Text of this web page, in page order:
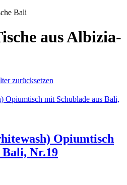
Bali
aus Albizia-
zurücksetzen
Opiumtisch
Bali, Nr.19